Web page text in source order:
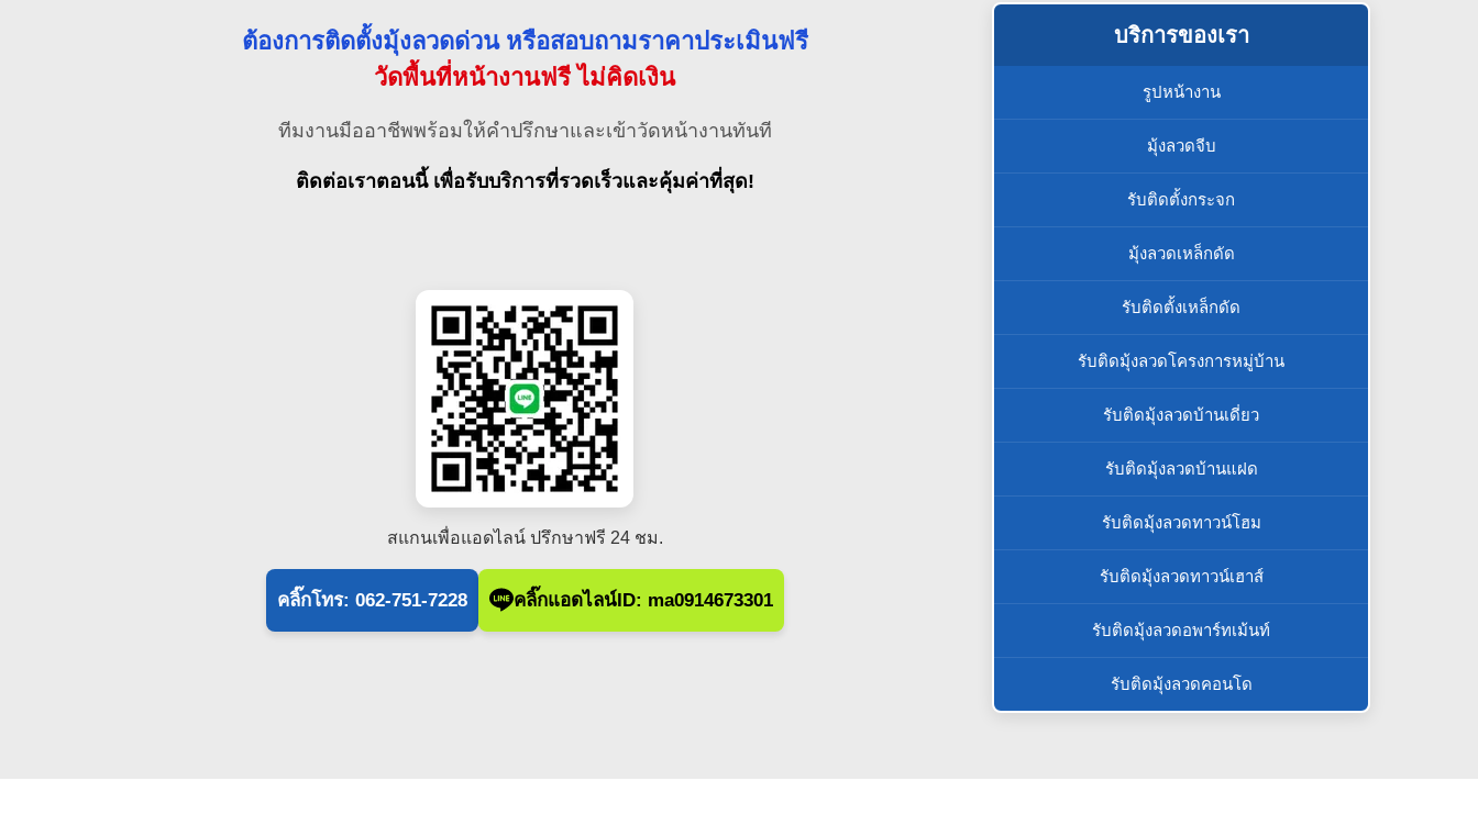
ต้องการติดตั้งมุ้งลวดด่วน หรือสอบถามราคาประเมินฟรี
วัดพื้นที่หน้างานฟรี ไม่คิดเงิน
ทีมงานมืออาชีพพร้อมให้คำปรึกษาและเข้าวัดหน้างานทันที
ติดต่อเราตอนนี้ เพื่อรับบริการที่รวดเร็วและคุ้มค่าที่สุด!
สแกนเพื่อแอดไลน์ ปรึกษาฟรี 24 ชม.
คลิ๊กโทร: 062-751-7228 คลิ๊กแอดไลน์ID: ma0914673301
บริการของเรา
รูปหน้างาน
มุ้งลวดจีบ
รับติดตั้งกระจก
มุ้งลวดเหล็กดัด
รับติดตั้งเหล็กดัด
รับติดมุ้งลวดโครงการหมู่บ้าน
รับติดมุ้งลวดบ้านเดี่ยว
รับติดมุ้งลวดบ้านแฝด
รับติดมุ้งลวดทาวน์โฮม
รับติดมุ้งลวดทาวน์เฮาส์
รับติดมุ้งลวดอพาร์ทเม้นท์
รับติดมุ้งลวดคอนโด